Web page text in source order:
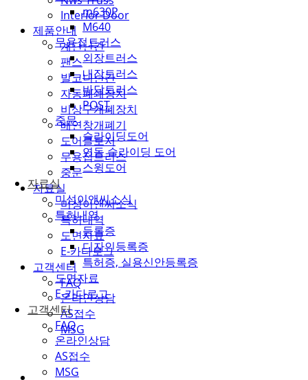
m630P
M640
무용접트러스
외장트러스
내장트러스
바닥트러스
POST
중문
슬라이딩도어
연동 슬라이딩 도어
스윙도어
자료실
미성이앤씨소식
특허내역
등록증
디자인등록증
특허증, 실용신안등록증
도면자료
E-카다로그
고객센터
FAQ
온라인상담
AS접수
MSG
Interior Door
제품안내
계단난간
팬스
발코니난간
자동폐쇄장치
비상구개폐장치
배연창개폐기
도어클로저
무용접트러스
중문
자료실
미성이앤씨소식
특허내역
도면자료
E-카다로그
고객센터
FAQ
온라인상담
AS접수
MSG